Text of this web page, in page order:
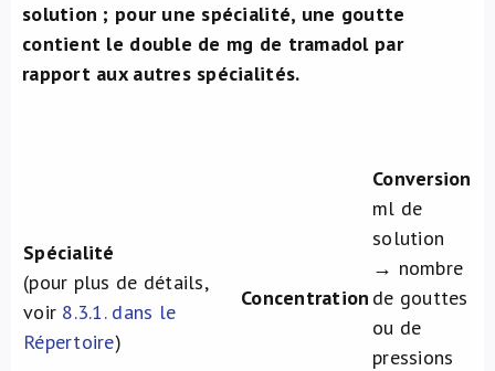
solution ; pour une spécialité, une goutte
contient le double de mg de tramadol par
rapport aux autres spécialités.
Spécialité
(pour plus de détails,
voir 8.3.1. dans le
Répertoire)
Concentration
Conversion
ml de
solution
→ nombre
de gouttes
ou de
pressions